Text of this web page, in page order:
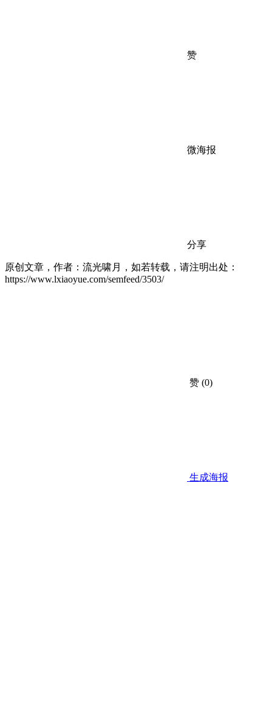
赞
微海报
分享
原创文章，作者：流光啸月，如若转载，请注明出处：
https://www.lxiaoyue.com/semfeed/3503/
赞 (0)
生成海报